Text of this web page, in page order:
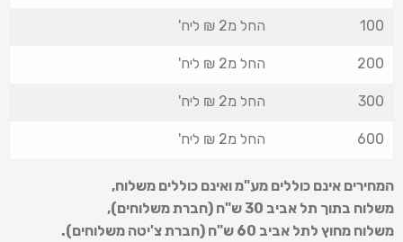
100 החל מ2 ₪ ליח'
200 החל מ2 ₪ ליח'
300 החל מ2 ₪ ליח'
600 החל מ2 ₪ ליח'
המחירים אינם כוללים מע"מ ואינם כוללים משלוח,
משלוח בתוך תל אביב 30 ש
"ח (חברת משלוחים),
משלוח מחוץ לתל אביב 60 ש
"ח (חברת צ'יטה משלוחים).